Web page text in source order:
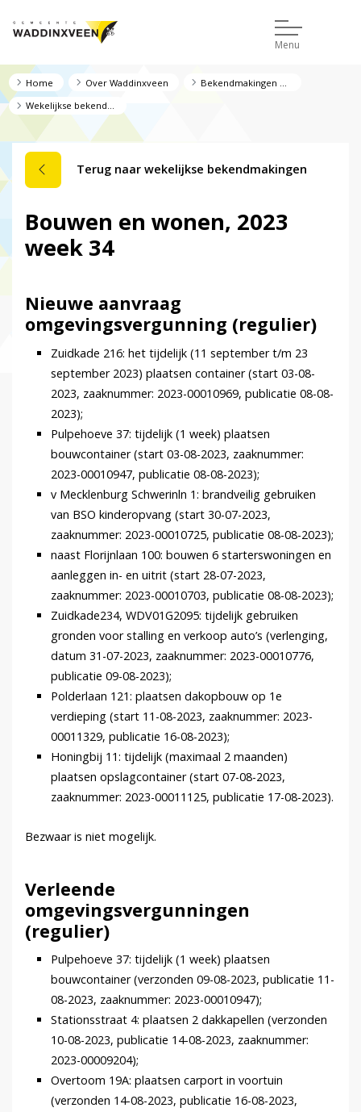
Menu
Home Over Waddinxveen
Wekelijkse bekendmakingen
Terug naar wekelijkse bekendmakingen
Bouwen en wonen, 2023
week 34
Nieuwe aanvraag
omgevingsvergunning (regulier)
Zuidkade 216: het tijdelijk (11 september t/m 23
september 2023) plaatsen container (start 03-08-
2023, zaaknummer: 2023-00010969, publicatie 08-08-
2023);
Pulpehoeve 37: tijdelijk (1 week) plaatsen
bouwcontainer (start 03-08-2023, zaaknummer:
2023-00010947, publicatie 08-08-2023);
v Mecklenburg Schwerinln 1: brandveilig gebruiken
van BSO kinderopvang (start 30-07-2023,
zaaknummer: 2023-00010725, publicatie 08-08-2023);
naast Florijnlaan 100: bouwen 6 starterswoningen en
aanleggen in- en uitrit (start 28-07-2023,
zaaknummer: 2023-00010703, publicatie 08-08-2023);
Zuidkade234, WDV01G2095: tijdelijk gebruiken
gronden voor stalling en verkoop auto’s (verlenging,
datum 31-07-2023, zaaknummer: 2023-00010776,
publicatie 09-08-2023);
Polderlaan 121: plaatsen dakopbouw op 1e
verdieping (start 11-08-2023, zaaknummer: 2023-
00011329, publicatie 16-08-2023);
Honingbij 11: tijdelijk (maximaal 2 maanden)
plaatsen opslagcontainer (start 07-08-2023,
zaaknummer: 2023-00011125, publicatie 17-08-2023).
Bezwaar is niet mogelijk.
Verleende
omgevingsvergunningen
(regulier)
Pulpehoeve 37: tijdelijk (1 week) plaatsen
bouwcontainer (verzonden 09-08-2023, publicatie 11-
08-2023, zaaknummer: 2023-00010947);
Stationsstraat 4: plaatsen 2 dakkapellen (verzonden
10-08-2023, publicatie 14-08-2023, zaaknummer:
2023-00009204);
Overtoom 19A: plaatsen carport in voortuin
(verzonden 14-08-2023, publicatie 16-08-2023,